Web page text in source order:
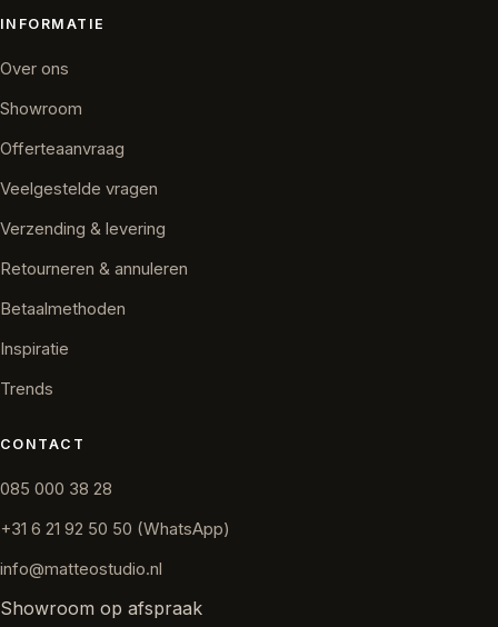
INFORMATIE
Over ons
Showroom
Offerteaanvraag
Veelgestelde vragen
Verzending & levering
Retourneren & annuleren
Betaalmethoden
Inspiratie
Trends
CONTACT
085 000 38 28
+31 6 21 92 50 50 (WhatsApp)
info@matteostudio.nl
Showroom op afspraak